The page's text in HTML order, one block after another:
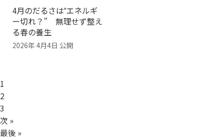
4月のだるさは‟エネルギ
ー切れ？” 無理せず整え
る春の養生
2026年 4月4日 公開
1
2
3
次 »
最後 »